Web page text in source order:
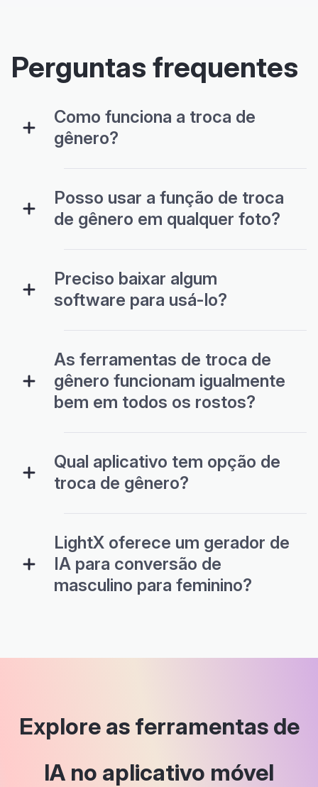
Perguntas frequentes
Como funciona a troca de
gênero?
Posso usar a função de troca
de gênero em qualquer foto?
Preciso baixar algum
software para usá-lo?
As ferramentas de troca de
gênero funcionam igualmente
bem em todos os rostos?
Qual aplicativo tem opção de
troca de gênero?
LightX oferece um gerador de
IA para conversão de
masculino para feminino?
Explore as ferramentas de
IA no aplicativo móvel